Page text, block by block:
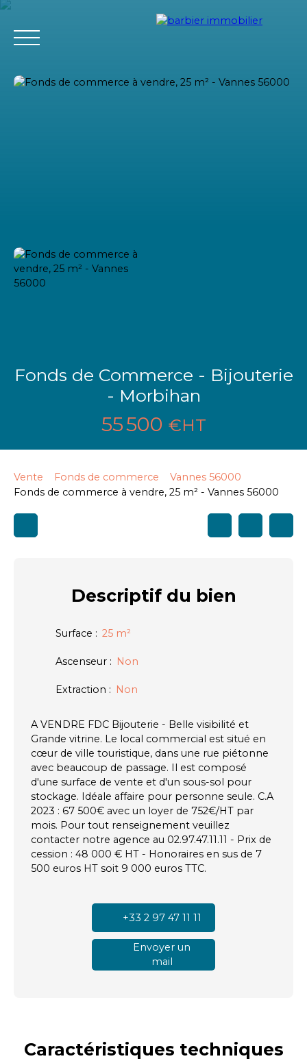
Fonds de Commerce - Bijouterie
- Morbihan
55 500 €HT
Vente Fonds de commerce
Vannes 56000
Fonds de commerce à vendre, 25 m² - Vannes 56000
Descriptifdu bien
Surface : 25 m²
Ascenseur : Non
Extraction : Non
A VENDRE FDC Bijouterie - Belle visibilité et
Grande vitrine. Le local commercial est situé en
cœur de ville touristique, dans une rue piétonne
avec beaucoup de passage. Il est composé
d'une surface de vente et d'un sous-sol pour
stockage. Idéale affaire pour personne seule. C.A
2023 : 67 500€ avec un loyer de 752€/HT par
mois. Pour tout renseignement veuillez
contacter notre agence au 02.97.47.11.11 - Prix de
cession : 48 000 € HT - Honoraires en sus de 7
500 euros HT soit 9 000 euros TTC.
+33 2 97 47 11 11
Envoyer un
mail
Caractéristiques techniques